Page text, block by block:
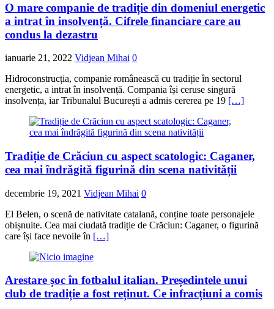
O mare companie de tradiție din domeniul energetic
a intrat în insolvență. Cifrele financiare care au
condus la dezastru
ianuarie 21, 2022 Vidjean Mihai 0
Hidroconstrucția, companie românească cu tradiție în sectorul
energetic, a intrat în insolvență. Compania își ceruse singură
insolvența, iar Tribunalul București a admis cererea pe 19 […]
Tradiție de Crăciun cu aspect scatologic: Caganer,
cea mai îndrăgită figurină din scena nativității
decembrie 19, 2021 Vidjean Mihai 0
El Belen, o scenă de nativitate catalană, conține toate personajele
obișnuite. Cea mai ciudată tradiție de Crăciun: Caganer, o figurină
care își face nevoile în […]
Arestare șoc în fotbalul italian. Președintele unui
club de tradiție a fost reținut. Ce infracțiuni a comis